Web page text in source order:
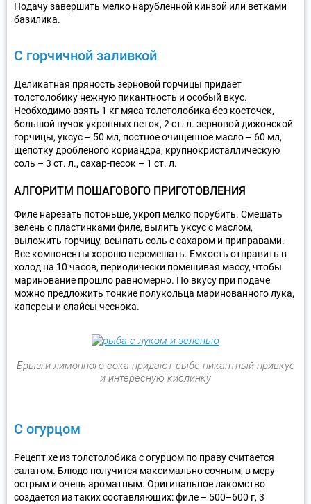
Подачу завершить мелко нарубленной кинзой или ветками
базилика.
С горчичной заливкой
Деликатная пряность зерновой горчицы придает
толстолобику нежную пикантность и особый вкус.
Необходимо взять 1 кг мяса толстолобика без косточек,
большой пучок укропных веток, 2 ст. л. зерновой дижонской
горчицы, уксус – 50 мл, постное очищенное масло – 60 мл,
щепотку дробленого кориандра, крупнокристаллическую
соль – 3 ст. л., сахар-песок – 1 ст. л.
АЛГОРИТМ ПОШАГОВОГО ПРИГОТОВЛЕНИЯ
Филе нарезать потоньше, укроп мелко порубить. Смешать
зелень с пластинками филе, вылить уксус с маслом,
выложить горчицу, всыпать соль с сахаром и приправами.
Все компоненты хорошо перемешать. Емкость отправить в
холод на 10 часов, периодически помешивая массу, чтобы
маринование прошло равномерно. По вкусу при подаче
можно предложить тонкие полукольца маринованного лука,
каперсы и слайсы чеснока.
Брызги лимонного сока придают рыбе пикантный привкус
и интересную кислинку
С огурцом
Рецепт хе из толстолобика с огурцом по праву считается
салатом. Блюдо получится максимально сочным, в меру
острым и очень ароматным. Оригинальное лакомство
создается из таких составляющих: филе – 500–600 г, 3